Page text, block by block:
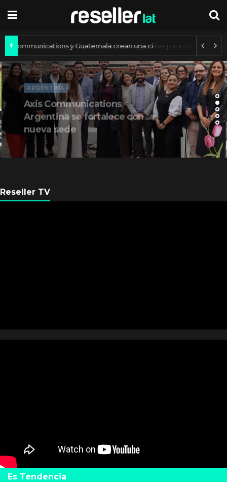
Axis Communications y Guatemala crean una ciudad inteligente
ARGENTINA
Axis Communications
Argentina se fortalece con
nueva sede
Reseller TV
Es Tendencia